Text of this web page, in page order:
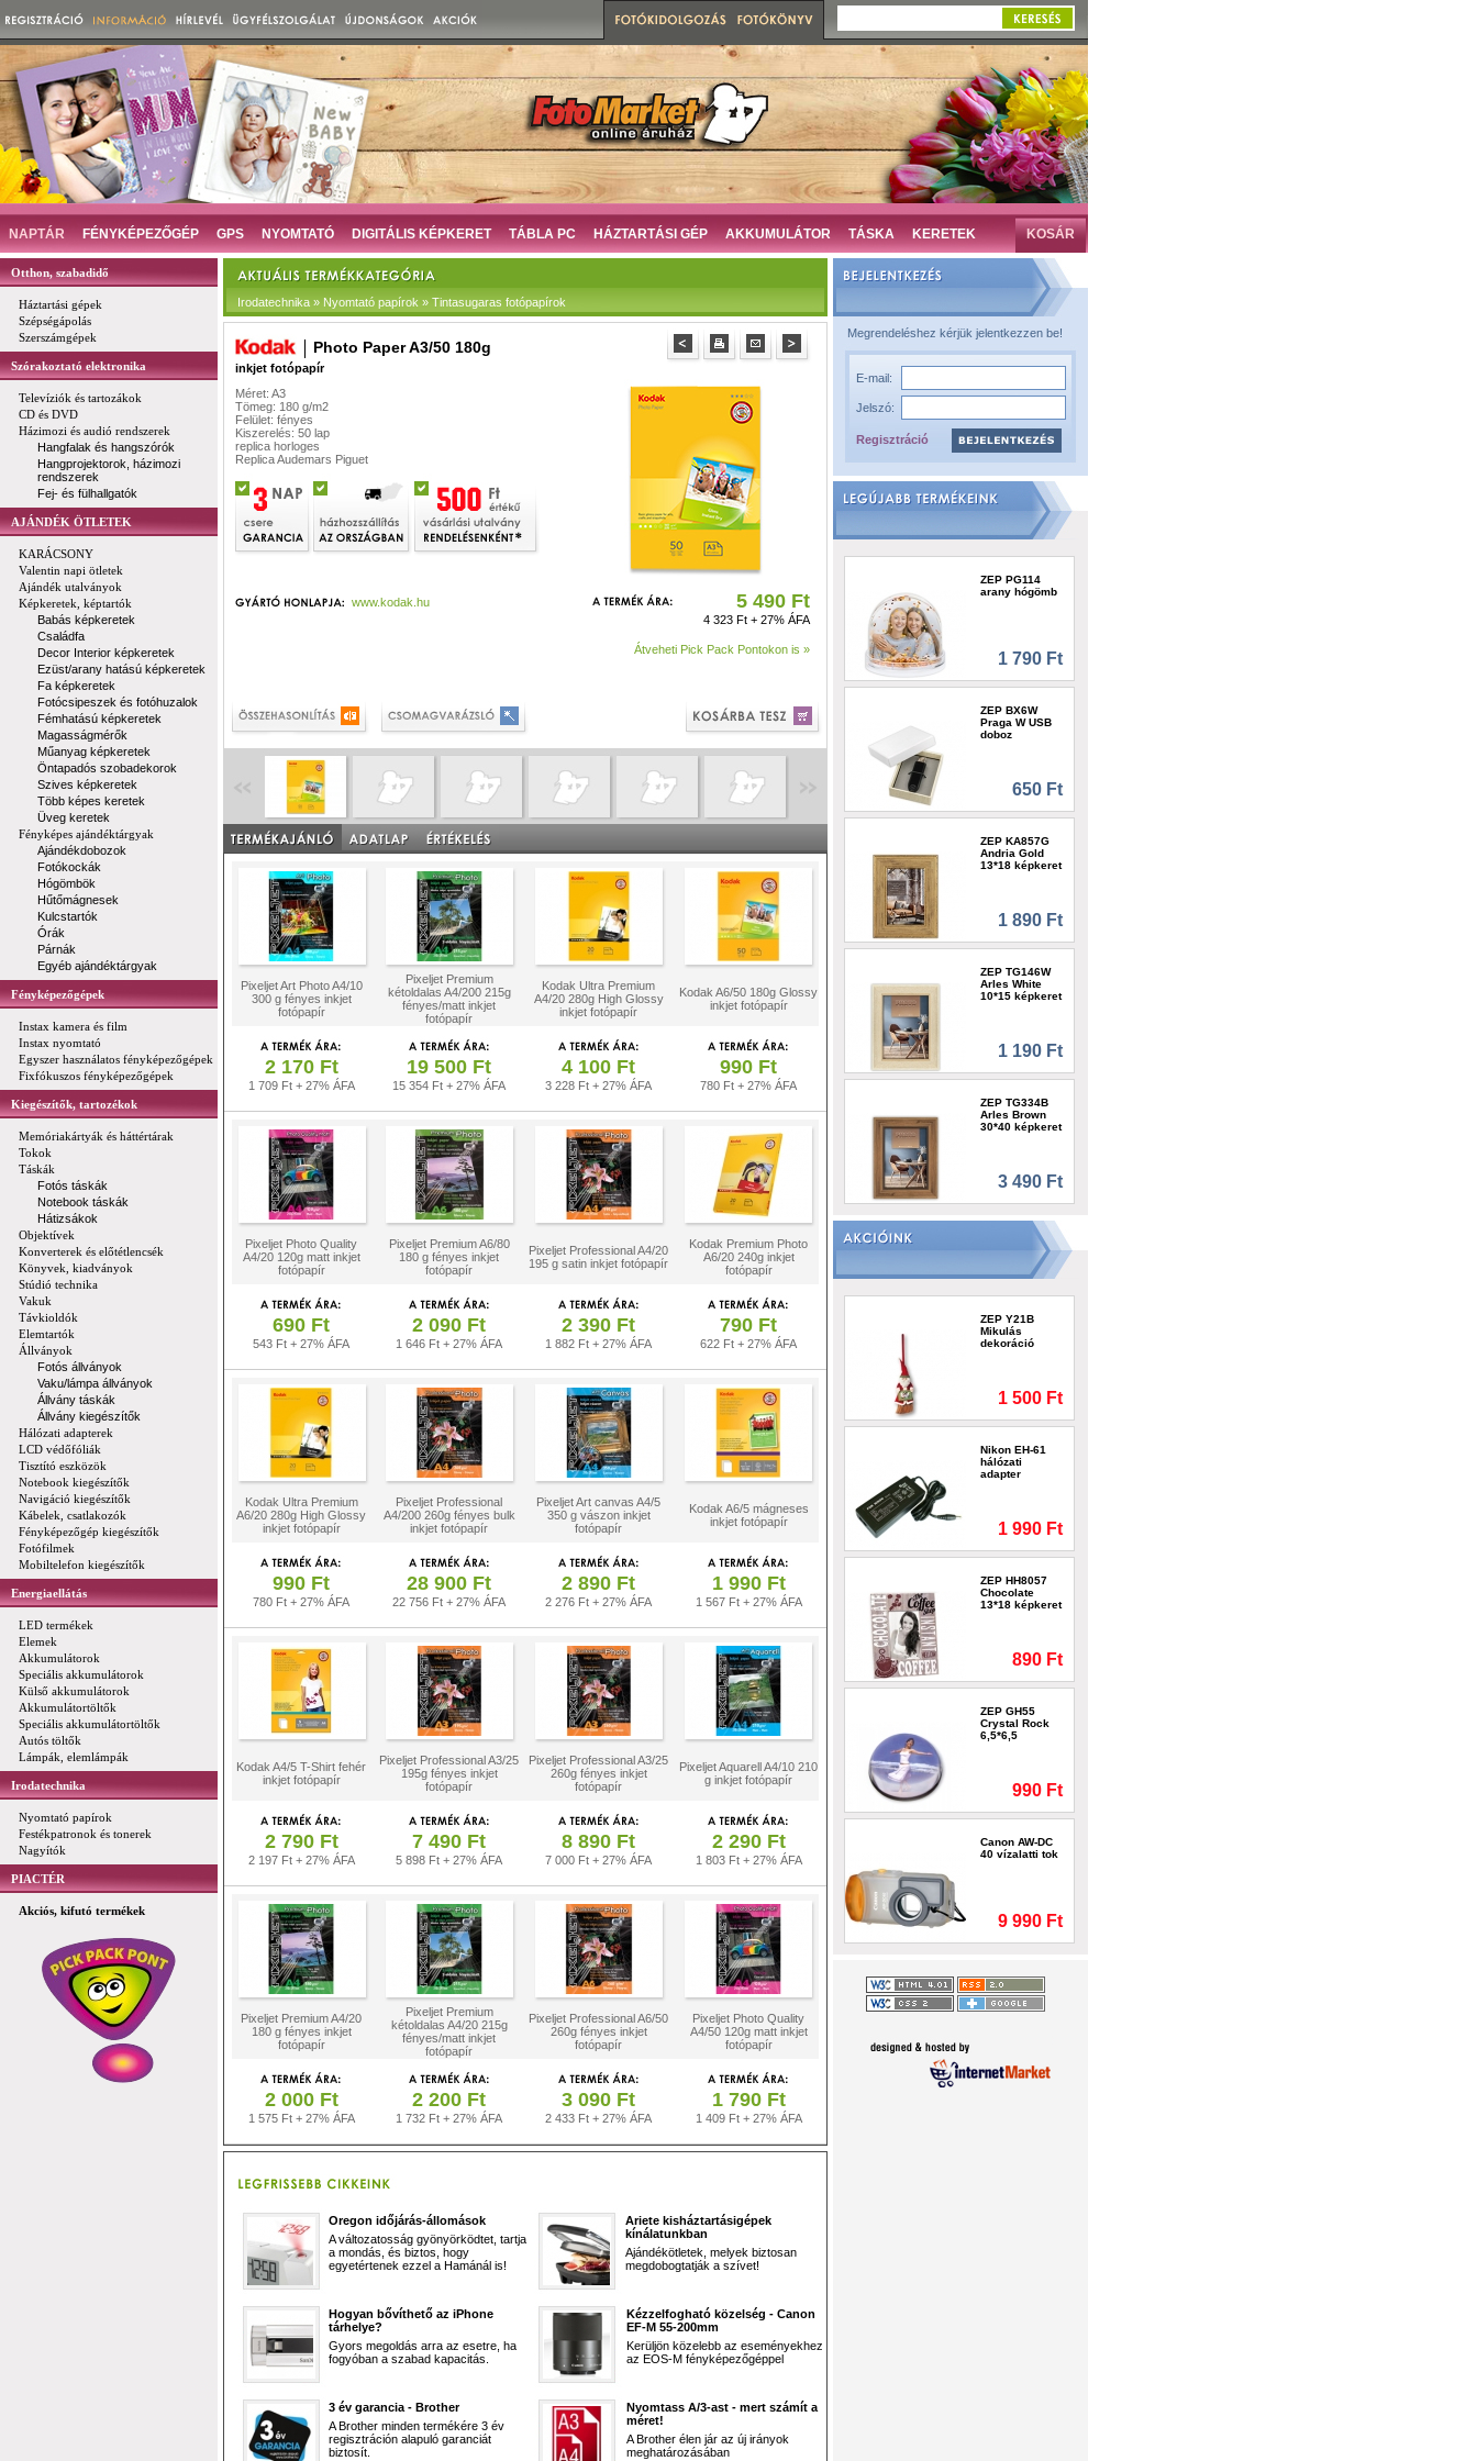
NAPTÁR FÉNYKÉPEZŐGÉP GPS NYOMTATÓ DIGITÁLIS KÉPKERET TÁBLA PC HÁZTARTÁSI GÉP AKKUMULÁTOR TÁSKA KERETEK KOSÁR
Otthon, szabadidő
Háztartási gépek
Szépségápolás
Szerszámgépek
Szórakoztató elektronika
Televíziók és tartozákok
CD és DVD
Házimozi és audió rendszerek
Hangfalak és hangszórók
Hangprojektorok, házimozi
rendszerek
Fej- és fülhallgatók
AJÁNDÉK ÖTLETEK
KARÁCSONY
Valentin napi ötletek
Ajándék utalványok
Képkeretek, képtartók
Babás képkeretek
Családfa
Decor Interior képkeretek
Ezüst/arany hatású képkeretek
Fa képkeretek
Fotócsipeszek és fotóhuzalok
Fémhatású képkeretek
Magasságmérők
Műanyag képkeretek
Öntapadós szobadekorok
Szives képkeretek
Több képes keretek
Üveg keretek
Fényképes ajándéktárgyak
Ajándékdobozok
Fotókockák
Hógömbök
Hűtőmágnesek
Kulcstartók
Órák
Párnák
Egyéb ajándéktárgyak
Fényképezőgépek
Instax kamera és film
Instax nyomtató
Egyszer használatos fényképezőgépek
Fixfókuszos fényképezőgépek
Kiegészítők, tartozékok
Memóriakártyák és háttértárak
Tokok
Táskák
Fotós táskák
Notebook táskák
Hátizsákok
Objektívek
Konverterek és előtétlencsék
Könyvek, kiadványok
Stúdió technika
Vakuk
Távkioldók
Elemtartók
Állványok
Fotós állványok
Vaku/lámpa állványok
Állvány táskák
Állvány kiegészítők
Hálózati adapterek
LCD védőfóliák
Tisztító eszközök
Notebook kiegészítők
Navigáció kiegészítők
Kábelek, csatlakozók
Fényképezőgép kiegészítők
Fotófilmek
Mobiltelefon kiegészítők
Energiaellátás
LED termékek
Elemek
Akkumulátorok
Speciális akkumulátorok
Külső akkumulátorok
Akkumulátortöltők
Speciális akkumulátortöltők
Autós töltők
Lámpák, elemlámpák
Irodatechnika
Nyomtató papírok
Festékpatronok és tonerek
Nagyítók
PIACTÉR
Akciós, kifutó termékek
Irodatechnika » Nyomtató papírok » Tintasugaras fotópapírok
Photo Paper A3/50 180g
inkjet fotópapír
Méret: A3
Tömeg: 180 g/m2
Felület: fényes
Kiszerelés: 50 lap
replica horloges
Replica Audemars Piguet
www.kodak.hu 5 490 Ft
4 323 Ft + 27% ÁFA
Átveheti Pick Pack Pontokon is »
Pixeljet Art Photo A4/10
300 g fényes inkjet
fotópapír
Pixeljet Premium
kétoldalas A4/200 215g
fényes/matt inkjet
fotópapír
Kodak Ultra Premium
A4/20 280g High Glossy
inkjet fotópapír
Kodak A6/50 180g Glossy
inkjet fotópapír
2 170 Ft
1 709 Ft + 27% ÁFA
19 500 Ft
15 354 Ft + 27% ÁFA
4 100 Ft
3 228 Ft + 27% ÁFA
990 Ft
780 Ft + 27% ÁFA
Pixeljet Photo Quality
A4/20 120g matt inkjet
fotópapír
Pixeljet Premium A6/80
180 g fényes inkjet
fotópapír
Pixeljet Professional A4/20
195 g satin inkjet fotópapír
Kodak Premium Photo
A6/20 240g inkjet
fotópapír
690 Ft
543 Ft + 27% ÁFA
2 090 Ft
1 646 Ft + 27% ÁFA
2 390 Ft
1 882 Ft + 27% ÁFA
790 Ft
622 Ft + 27% ÁFA
Kodak Ultra Premium
A6/20 280g High Glossy
inkjet fotópapír
Pixeljet Professional
A4/200 260g fényes bulk
inkjet fotópapír
Pixeljet Art canvas A4/5
350 g vászon inkjet
fotópapír
Kodak A6/5 mágneses
inkjet fotópapír
990 Ft
780 Ft + 27% ÁFA
28 900 Ft
22 756 Ft + 27% ÁFA
2 890 Ft
2 276 Ft + 27% ÁFA
1 990 Ft
1 567 Ft + 27% ÁFA
Kodak A4/5 T-Shirt fehér
inkjet fotópapír
Pixeljet Professional A3/25
195g fényes inkjet
fotópapír
Pixeljet Professional A3/25
260g fényes inkjet
fotópapír
Pixeljet Aquarell A4/10 210
g inkjet fotópapír
2 790 Ft
2 197 Ft + 27% ÁFA
7 490 Ft
5 898 Ft + 27% ÁFA
8 890 Ft
7 000 Ft + 27% ÁFA
2 290 Ft
1 803 Ft + 27% ÁFA
Pixeljet Premium A4/20
180 g fényes inkjet
fotópapír
Pixeljet Premium
kétoldalas A4/20 215g
fényes/matt inkjet
fotópapír
Pixeljet Professional A6/50
260g fényes inkjet
fotópapír
Pixeljet Photo Quality
A4/50 120g matt inkjet
fotópapír
2 000 Ft
1 575 Ft + 27% ÁFA
2 200 Ft
1 732 Ft + 27% ÁFA
3 090 Ft
2 433 Ft + 27% ÁFA
1 790 Ft
1 409 Ft + 27% ÁFA
Oregon időjárás-állomások
A változatosság gyönyörködtet, tartja
a mondás, és biztos, hogy
egyetértenek ezzel a Hamánál is!
Ariete kisháztartásigépek
kínálatunkban
Ajándékötletek, melyek biztosan
megdobogtatják a szívet!
Hogyan bővíthető az iPhone
tárhelye?
Gyors megoldás arra az esetre, ha
fogyóban a szabad kapacitás.
Kézzelfogható közelség - Canon
EF-M 55-200mm
Kerüljön közelebb az eseményekhez
az EOS-M fényképezőgéppel
3 év garancia - Brother
A Brother minden termékére 3 év
regisztráción alapuló garanciát
biztosít.
Nyomtass A/3-ast - mert számít a
méret!
A Brother élen jár az új irányok
meghatározásában
Megrendeléshez kérjük jelentkezzen be!
E-mail:
Jelszó:
Regisztráció
ZEP PG114
arany hógömb
1 790 Ft
ZEP BX6W
Praga W USB
doboz
650 Ft
ZEP KA857G
Andria Gold
13*18 képkeret
1 890 Ft
ZEP TG146W
Arles White
10*15 képkeret
1 190 Ft
ZEP TG334B
Arles Brown
30*40 képkeret
3 490 Ft
ZEP Y21B
Mikulás
dekoráció
1 500 Ft
Nikon EH-61
hálózati
adapter
1 990 Ft
ZEP HH8057
Chocolate
13*18 képkeret
890 Ft
ZEP GH55
Crystal Rock
6,5*6,5
990 Ft
Canon AW-DC
40 vízalatti tok
9 990 Ft